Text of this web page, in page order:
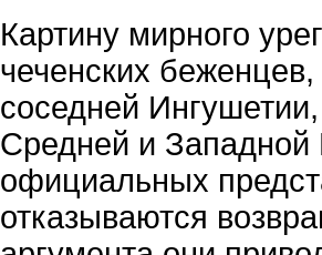
Картину мирного
чеченских
соседней
Средней и
официальных
отказываются